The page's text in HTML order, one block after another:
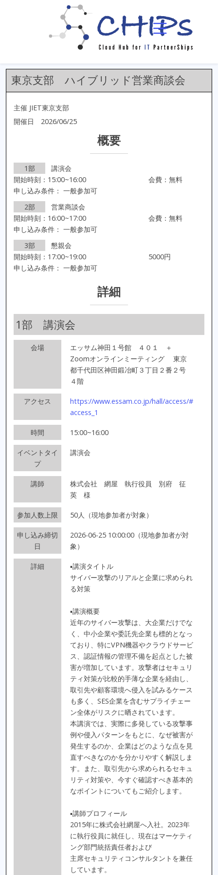
イベント詳細
東京支部 ハイブリッド営業商談会
主催 JIET東京支部
開催日 2026/06/25
概要
1部
講演会
開始時刻：15:00~16:00
会費：無料
申し込み条件： 一般参加可
2部
営業商談会
開始時刻：16:00~17:00
会費：無料
申し込み条件： 一般参加可
3部
懇親会
開始時刻：17:00~19:00
5000円
申し込み条件： 一般参加可
詳細
1部 講演会
会場
エッサム神田１号館 ４０１ ＋
Zoomオンラインミーティング
東京
都千代田区神田鍛冶町３丁目２番２号
４階
アクセス
https://www.essam.co.jp/hall/access/#
access_1
時間 15:00~16:00
イベントタイ
プ
講演会
講師
株式会社 網屋 執行役員 別府 征
英 様
参加人数上限 50人（現地参加者が対象）
申し込み締切
日
2026-06-25 10:00:00（現地参加者が対
象）
詳細
▪講演タイトル
サイバー攻撃のリアルと企業に求められ
る対策
▪講演概要
近年のサイバー攻撃は、大企業だけでな
く、中小企業や委託先企業も標的となっ
ており、特にVPN機器やクラウドサービ
ス、認証情報の管理不備を起点とした被
害が増加しています。攻撃者はセキュリ
ティ対策が比較的手薄な企業を経由し、
取引先や顧客環境へ侵入を試みるケース
も多く、SES企業を含むサプライチェー
ン全体がリスクに晒されています。
本講演では、実際に多発している攻撃事
例や侵入パターンをもとに、なぜ被害が
発生するのか、企業はどのような点を見
直すべきなのかを分かりやすく解説しま
す。また、取引先から求められるセキュ
リティ対策や、今すぐ確認すべき基本的
なポイントについてもご紹介します。
▪講師プロフィール
2015年に株式会社網屋へ入社。2023年
に執行役員に就任し、現在はマーケティ
ング部門統括責任者および
主席セキュリティコンサルタントを兼任
しています。